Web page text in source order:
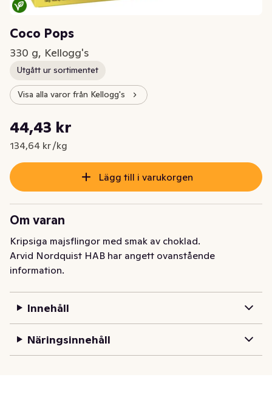
Coco Pops
330 g, Kellogg's
Utgått ur sortimentet
Visa alla varor från Kellogg's
Nuvarande pris är: 44,43 kr
44,43 kr
134,64 kr /kg
Styckpris: 134,64 kr /kg
Lägg till i varukorgen
Om varan
Kripsiga majsflingor med smak av choklad.
Arvid Nordquist HAB har angett ovanstående
information.
Innehåll
Näringsinnehåll